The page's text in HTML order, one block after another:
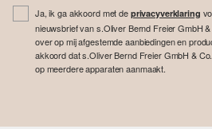
Ja, ik ga akkoord met de privacyverklaring
nieuwsbrief van s.Oliver Bernd Freier GmbH
over op mij afgestemde aanbiedingen en
akkoord dat s.Oliver Bernd Freier GmbH &
op meerdere apparaten aanmaakt.